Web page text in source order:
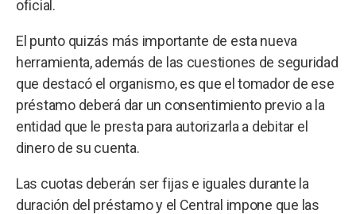
oficial.
El punto quizás más importante de esta nueva
herramienta, además de las cuestiones de seguridad
que destacó el organismo, es que el tomador de ese
préstamo deberá dar un consentimiento previo a la
entidad que le presta para autorizarla a debitar el
dinero de su cuenta.
Las cuotas deberán ser fijas e iguales durante la
duración del préstamo y el Central impone que las